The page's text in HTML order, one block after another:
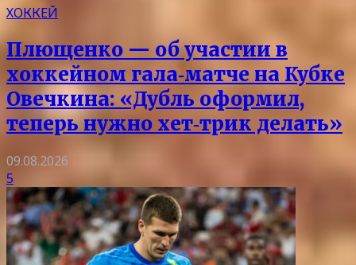
ХОККЕЙ
Плющенко — об участии в
хоккейном гала‑матче на Кубке
Овечкина: «Дубль оформил,
теперь нужно хет‑трик делать»
09.08.2026
5